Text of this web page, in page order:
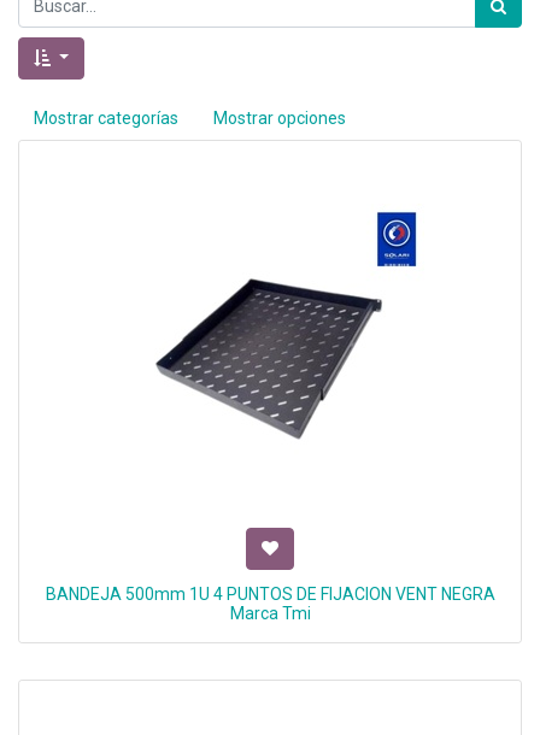
Mostrar categorías Mostrar opciones
BANDEJA 500mm 1U 4 PUNTOS DE FIJACION VENT NEGRA
Marca Tmi